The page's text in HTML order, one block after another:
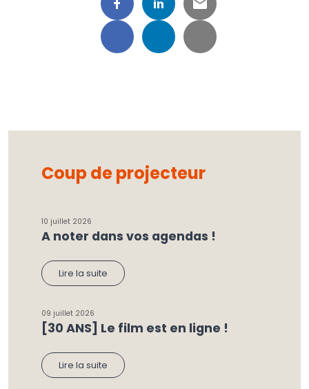
Coup de projecteur
10 juillet 2026
A noter dans vos agendas !
Lire la suite
09 juillet 2026
[30 ANS] Le film est en ligne !
Lire la suite